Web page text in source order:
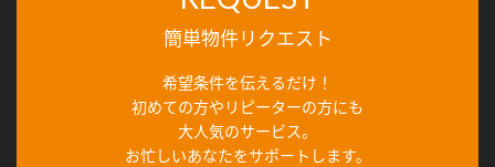
簡単物件リクエスト
希望条件を伝えるだけ！
初めての方やリピーターの方にも
大人気のサービス。
お忙しいあなたをサポートします。